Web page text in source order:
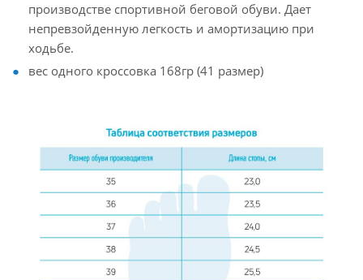
производстве спортивной беговой обуви. Дает
непревзойденную легкость и амортизацию при
ходьбе.
вес одного кроссовка 168гр (41 размер)